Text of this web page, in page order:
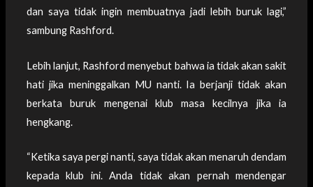
dan saya tidak ingin membuatnya jadi lebih buruk lagi,”
sambung Rashford.
Lebih lanjut, Rashford menyebut bahwa ia tidak akan sakit
hati jika meninggalkan MU nanti. Ia berjanji tidak akan
berkata buruk mengenai klub masa kecilnya jika ia
hengkang.
“Ketika saya pergi nanti, saya tidak akan menaruh dendam
kepada klub ini. Anda tidak akan pernah mendengar